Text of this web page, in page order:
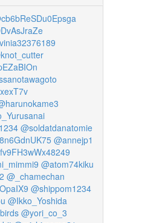
@soldatdanatomie
@annejp1
@atom74kiku
@_chamechan
@shippom1234
@Ikko_Yoshida
@yori_co_3